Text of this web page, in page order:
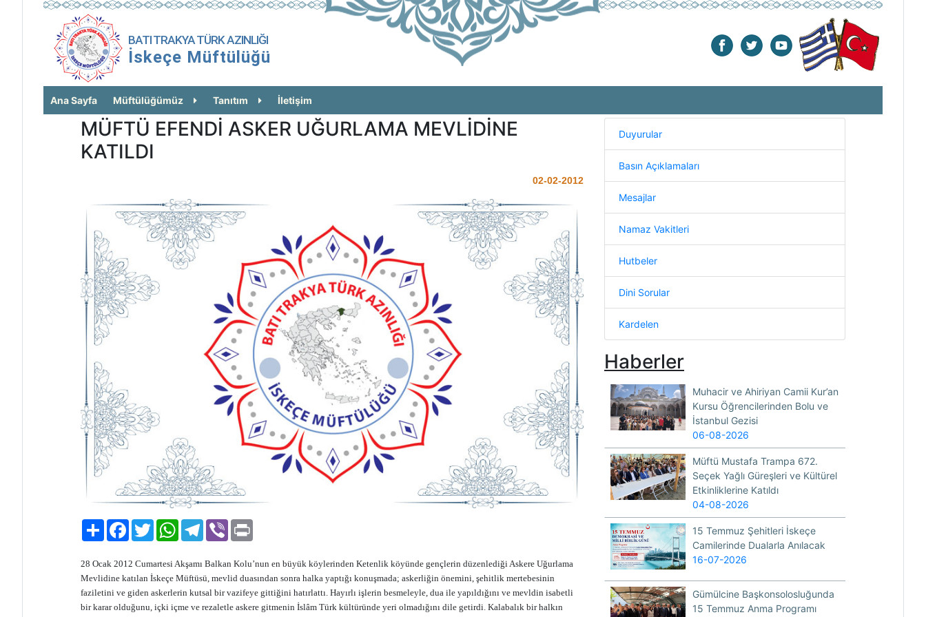
BATI TRAKYA TÜRK AZINLIĞI
İskeçe Müftülüğü
Ana Sayfa Müftülüğümüz Tanıtım İletişim
MÜFTÜ EFENDİ ASKER UĞURLAMA MEVLİDİNE
KATILDI
02-02-2012
PaylaşFacebook
TwitterWhatsAppTelegram
Viber
28 Ocak 2012 Cumartesi Akşamı Balkan Kolu’nun en büyük köylerinden Ketenlik köyünde gençlerin düzenlediği Askere Uğurlama
Mevlidine katılan İskeçe Müftüsü, mevlid duasından sonra halka yaptığı konuşmada; askerliğin önemini, şehitlik mertebesinin
faziletini ve giden askerlerin kutsal bir vazifeye gittiğini hatırlattı. Hayırlı işlerin besmeleyle, dua ile yapıldığını ve mevldin isabetli
bir karar olduğunu, içki içme ve rezaletle askere gitmenin İslâm Türk kültüründe yeri olmadığını dile getirdi. Kalabalık bir halkın
Duyurular
Basın Açıklamaları
Mesajlar
Namaz Vakitleri
Hutbeler
Dini Sorular
Kardelen
Haberler
Muhacir ve Ahiriyan Camii Kur’an
Kursu Öğrencilerinden Bolu ve
İstanbul Gezisi
06-08-2026
Müftü Mustafa Trampa 672.
Seçek Yağlı Güreşleri ve Kültürel
Etkinliklerine Katıldı
04-08-2026
15 Temmuz Şehitleri İskeçe
Camilerinde Dualarla Anılacak
16-07-2026
Gümülcine Başkonsolosluğunda
15 Temmuz Anma Programı